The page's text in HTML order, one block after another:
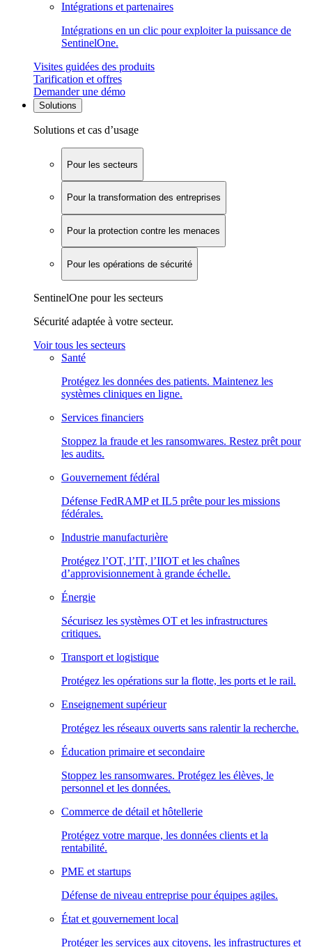
Intégrations et partenaires
Intégrations en un clic pour exploiter la puissance de
SentinelOne.
Visites guidées des produits
Tarification et offres
Demander une démo
Solutions
Solutions et cas d’usage
Pour les secteurs
Pour la transformation des entreprises
Pour la protection contre les menaces
Pour les opérations de sécurité
SentinelOne pour les secteurs
Sécurité adaptée à votre secteur.
Voir tous les secteurs
Santé
Protégez les données des patients. Maintenez les
systèmes cliniques en ligne.
Services financiers
Stoppez la fraude et les ransomwares. Restez prêt pour
les audits.
Gouvernement fédéral
Défense FedRAMP et IL5 prête pour les missions
fédérales.
Industrie manufacturière
Protégez l’OT, l’IT, l’IIOT et les chaînes
d’approvisionnement à grande échelle.
Énergie
Sécurisez les systèmes OT et les infrastructures
critiques.
Transport et logistique
Protégez les opérations sur la flotte, les ports et le rail.
Enseignement supérieur
Protégez les réseaux ouverts sans ralentir la recherche.
Éducation primaire et secondaire
Stoppez les ransomwares. Protégez les élèves, le
personnel et les données.
Commerce de détail et hôtellerie
Protégez votre marque, les données clients et la
rentabilité.
PME et startups
Défense de niveau entreprise pour équipes agiles.
État et gouvernement local
Protéger les services aux citoyens, les infrastructures et